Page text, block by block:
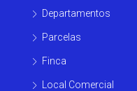
Departamentos
Parcelas
Finca
Local Comercial